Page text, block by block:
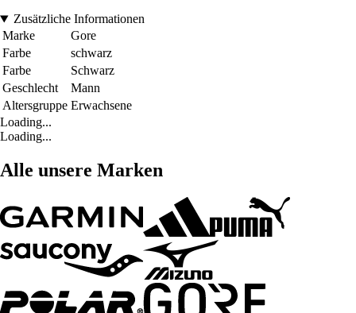
Zusätzliche Informationen
Marke
Gore
Farbe
schwarz
Farbe
Schwarz
Geschlecht
Mann
Altersgruppe Erwachsene
Loading...
Loading...
Alle unsere Marken